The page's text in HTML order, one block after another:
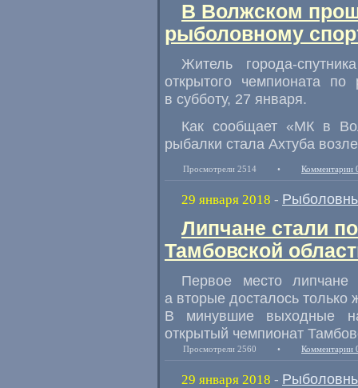
В Волжском
рыболовному
Житель города-
открытого чемпионата по
в субботу, 27 января.
Как сообщает «МК в
рыбалки стала Ахтуба
Просмотрели 2514 • Комментарии
29 января 2018 -
Липчане стали
Тамбовской
Первое место липчане
а вторые досталось только
В минувшие выходные
открытый чемпионат
Просмотрели 2560 • Комментарии
29 января 2018 -